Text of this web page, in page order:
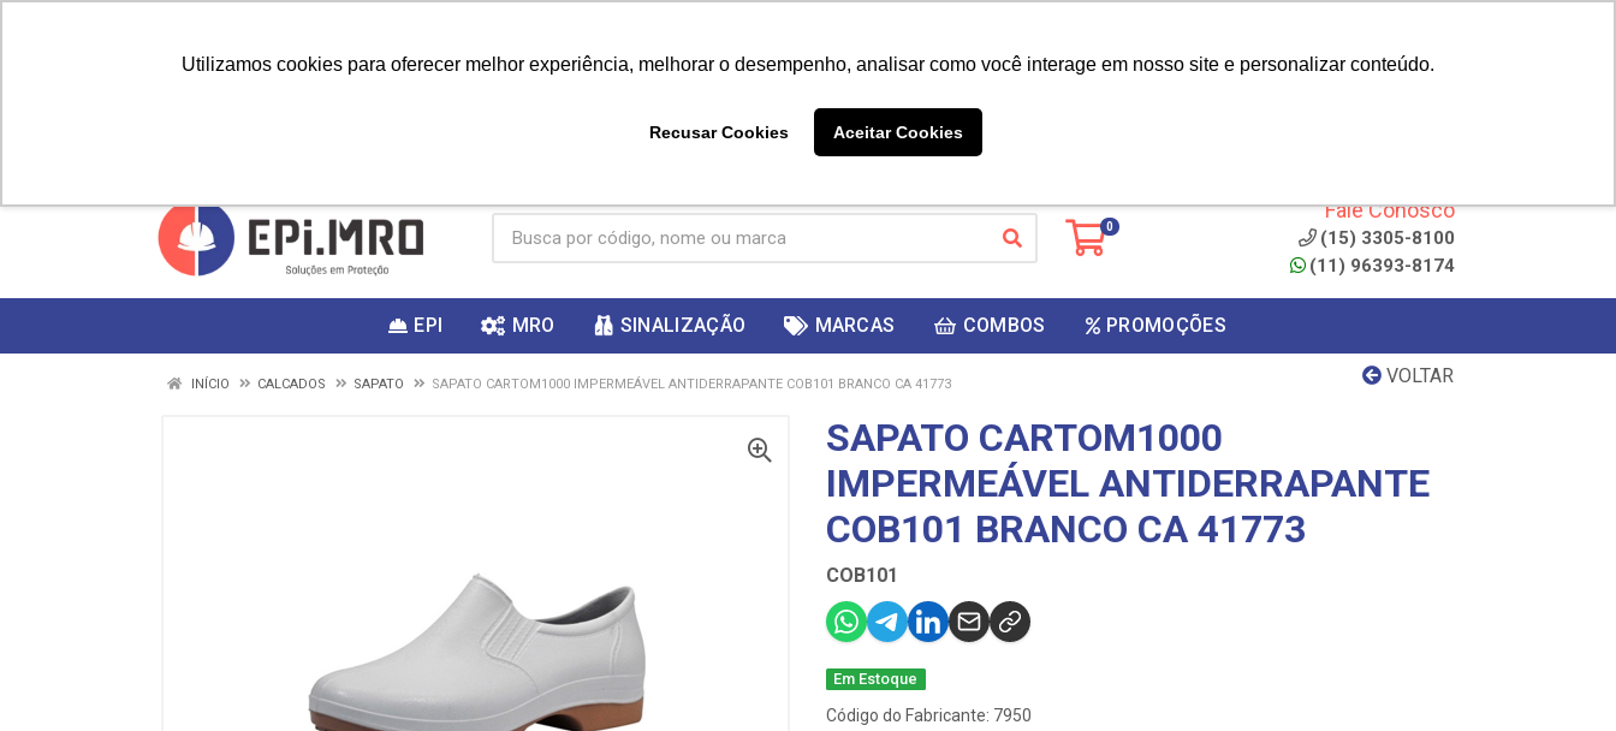
Utilizamos cookies para oferecer melhor experiência, melhorar o desempenho, analisar como você interage em nosso site e personalizar conteúdo.
Recusar Cookies Aceitar Cookies
ganhar
0
Fale Conosco
(15) 3305-8100
(11) 96393-8174
EPI MRO SINALIZAÇÃO MARCAS COMBOS PROMOÇÕES
VOLTAR
INÍCIO CALCADOS SAPATO SAPATO CARTOM1000 IMPERMEÁVEL ANTIDERRAPANTE COB101 BRANCO CA 41773
SAPATO CARTOM1000
IMPERMEÁVEL ANTIDERRAPANTE
COB101 BRANCO CA 41773
COB101
Em Estoque
Código do Fabricante: 7950